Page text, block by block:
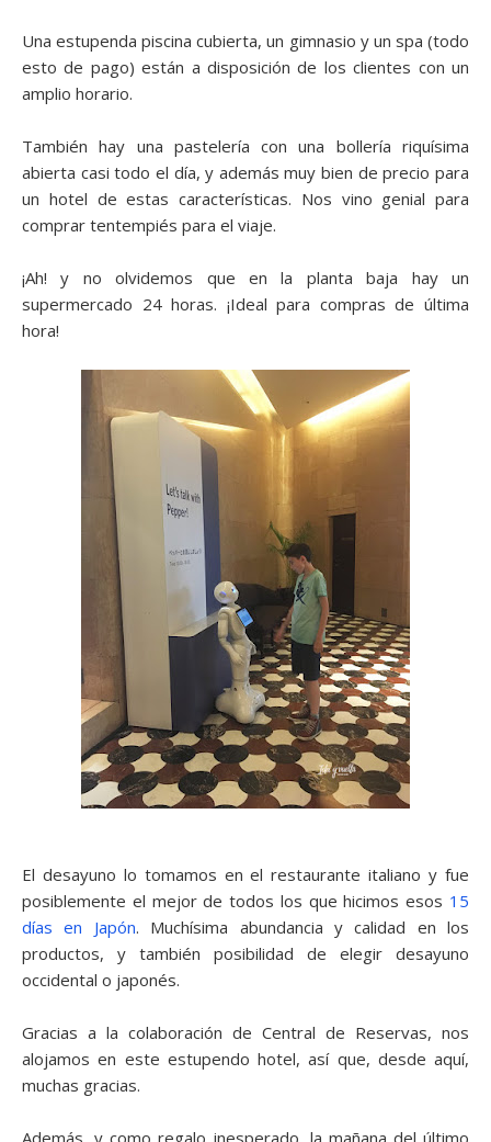
Una estupenda piscina cubierta, un gimnasio y un spa (todo
esto de pago) están a disposición de los clientes con un
amplio horario.
También hay una pastelería con una bollería riquísima
abierta casi todo el día, y además muy bien de precio para
un hotel de estas características. Nos vino genial para
comprar tentempiés para el viaje.
¡Ah! y no olvidemos que en la planta baja hay un
supermercado 24 horas. ¡Ideal para compras de última
hora!
El desayuno lo tomamos en el restaurante italiano y fue
posiblemente el mejor de todos los que hicimos esos 15
días en Japón. Muchísima abundancia y calidad en los
productos, y también posibilidad de elegir desayuno
occidental o japonés.
Gracias a la colaboración de Central de Reservas, nos
alojamos en este estupendo hotel, así que, desde aquí,
muchas gracias.
Además, y como regalo inesperado, la mañana del último